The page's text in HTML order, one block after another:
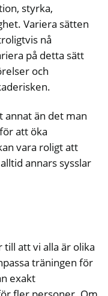
styrka,
Variera sätten
nå
på detta sätt
och
annat än det man
att öka
vara roligt att
annars sysslar
att vi alla är olika
träningen för
exakt